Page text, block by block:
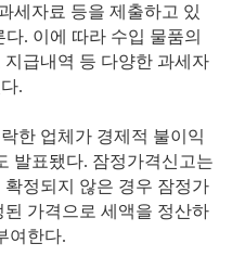
세자료 등을 제출하고 있
. 이에 따라 수입 물품의
급내역 등 다양한 과세자
.
한 업체가 경제적 불이익
발표됐다. 잠정가격신고는
정되지 않은 경우 잠정가
가격으로 세액을 정산하
여한다.